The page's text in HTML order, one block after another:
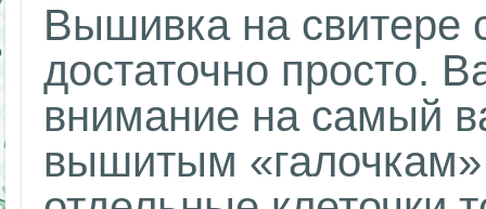
Вышивка на свитере
достаточно просто.
внимание на самый
вышитым «галочкам»